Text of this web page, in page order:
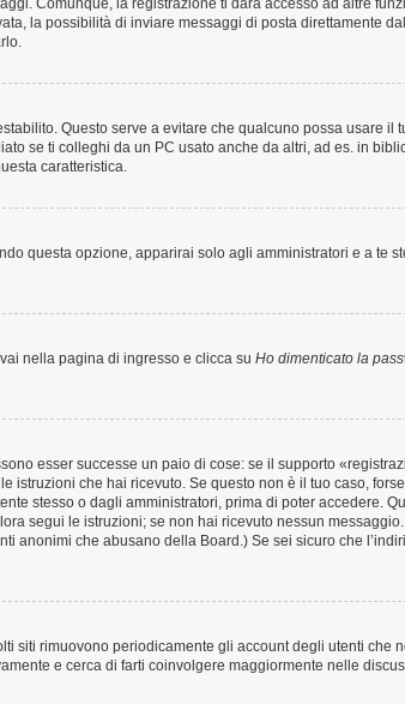
Comunque, la registrazione ti darà accesso ad altre
la possibilità di inviare messaggi di posta direttamente
Questo serve a evitare che qualcuno possa usare il
se ti colleghi da un PC usato anche da altri, ad es. in
caratteristica.
questa opzione, apparirai solo agli amministratori e a te
nella pagina di ingresso e clicca su Ho dimenticato la
esser successe un paio di cose: se il supporto
istruzioni che hai ricevuto. Se questo non è il tuo caso,
stesso o dagli amministratori, prima di poter accedere.
segui le istruzioni; se non hai ricevuto nessun
anonimi che abusano della Board.) Se sei sicuro che
siti rimuovono periodicamente gli account degli utenti che
e cerca di farti coinvolgere maggiormente nelle